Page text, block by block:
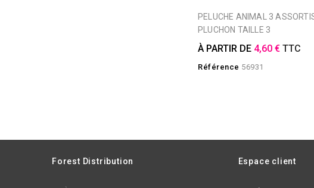
PELUCHE ANIMAL 3 ASSORTIS
PLUCHON TAILLE 3
À PARTIR DE 4,60 € TTC
Référence 56931
Forest Distribution Espace client